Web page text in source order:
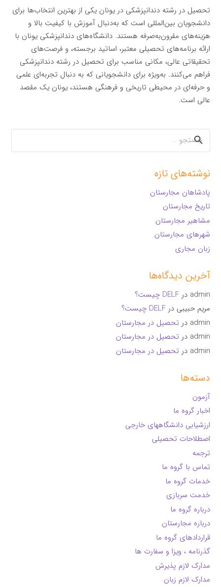
تحصیل در رشته دندانپزشکی در یونان یکی از بهترین انتخاب‌ها برای
دانشجویان بین‌المللی است که به‌دنبال آموزش با کیفیت بالا و
هزینه‌های مقرون‌به‌صرفه هستند. دانشگاه‌های دندانپزشکی یونان با
ارائه برنامه‌های تحصیلی معتبر، اساتید برجسته، و فرصت‌های
تحقیقاتی عالی، مکانی مناسب برای تحصیل در رشته دندانپزشکی
فراهم می‌کنند. به‌ویژه برای دانشجویانی که به دنبال تجربه‌ای علمی
و حرفه‌ای در محیطی تاریخی و فرهنگی هستند، یونان یک مقصد
عالی است.
جستجو
برای:
نوشته‌های تازه
پادشاهان مجارستان
تاریخ مجارستان
مشاهیر مجارستان
شهرهای مجارستان
زبان مجاری
آخرین دیدگاه‌ها
admin درDELF چیست؟
مریم حبیبی درDELF چیست؟
admin در تحصیل در مجارستان
admin در تحصیل در مجارستان
admin در تحصیل در مجارستان
دسته‌ها
آزمون
اخبار گروه ما
ارزشیابی دانشگاههای خارجی
اصطلاحات تحصیلی
ترجمه
تماس با گروه ما
خدمات گروه ما
خدمت سربازی
درباره گروه ما
درباره مجارستان
قراردادهای گروه ما
گذرنامه ، ویزا و سفارت ها
مدارک لازم پذیرش
مدارک لازم زبان